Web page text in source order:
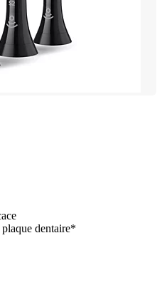
dentaire*